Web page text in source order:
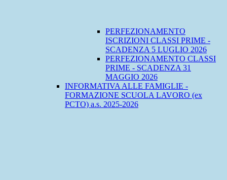
PERFEZIONAMENTO
ISCRIZIONI CLASSI PRIME -
SCADENZA 5 LUGLIO 2026
PERFEZIONAMENTO CLASSI
PRIME - SCADENZA 31
MAGGIO 2026
INFORMATIVA ALLE FAMIGLIE -
FORMAZIONE SCUOLA LAVORO (ex
PCTO) a.s. 2025-2026